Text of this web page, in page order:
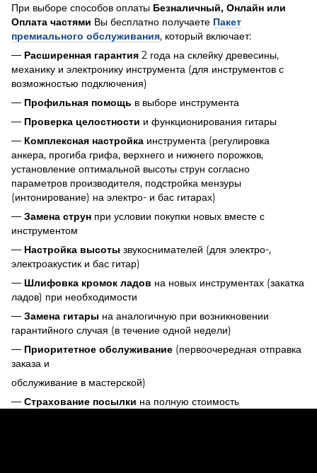
При выборе способов оплаты Безналичный, Онлайн или
Оплата частями Вы бесплатно получаете Пакет
премиального обслуживания, который включает:
— Расширенная гарантия 2 года на склейку древесины,
механику и электронику инструмента (для инструментов с
возможностью подключения)
— Профильная помощь в выборе инструмента
— Проверка целостности и функционирования гитары
— Комплексная настройка инструмента (регулировка
анкера, прогиба грифа, верхнего и нижнего порожков,
установление оптимальной высоты струн согласно
параметров производителя, подстройка мензуры
(интонирование) на электро- и бас гитарах)
— Замена струн при условии покупки новых вместе с
инструментом
— Настройка высоты звукоснимателей (для электро-,
электроакустик и бас гитар)
— Шлифовка кромок ладов на новых инструментах (закатка
ладов) при необходимости
— Замена гитары на аналогичную при возникновении
гарантийного случая (в течение одной недели)
— Приоритетное обслуживание (первоочередная отправка
заказа и
обслуживание в мастерской)
— Страхование посылки на полную стоимость